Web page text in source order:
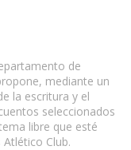
de
mediante un
la escritura y el
seleccionados
libre que esté
Club.